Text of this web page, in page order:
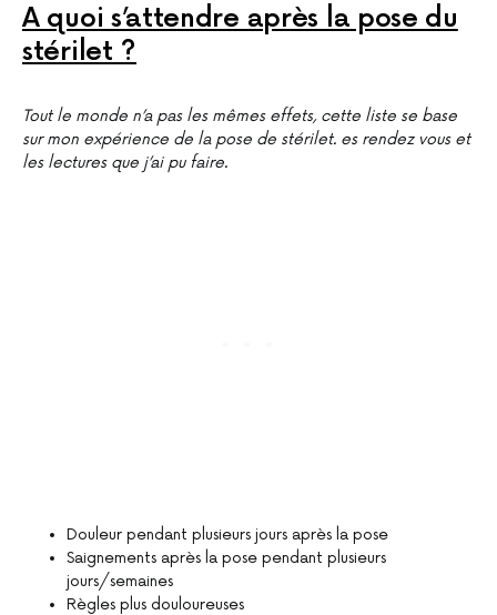
A quoi s’attendre après la pose du
stérilet ?
Tout le monde n’a pas les mêmes effets, cette liste se base
sur mon expérience de la pose de stérilet. es rendez vous et
les lectures que j’ai pu faire.
Douleur pendant plusieurs jours après la pose
Saignements après la pose pendant plusieurs
jours/semaines
Règles plus douloureuses